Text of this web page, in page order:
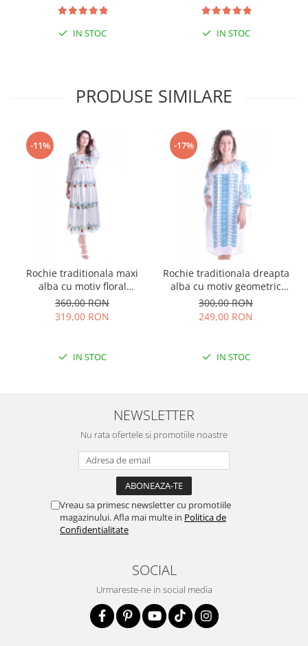
IN STOC IN STOC
PRODUSE SIMILARE
-11%
Rochie traditionala maxi
alba cu motiv floral
multicolor Sanziana
360,00 RON
319,00 RON
IN STOC
-17%
Rochie traditionala dreapta
alba cu motiv geometric
albastru Tania
300,00 RON
249,00 RON
IN STOC
NEWSLETTER
Nu rata ofertele si promotiile noastre
Vreau sa primesc newsletter cu promotiile
magazinului. Afla mai multe in Politica de
Confidentialitate
SOCIAL
Urmareste-ne in social media